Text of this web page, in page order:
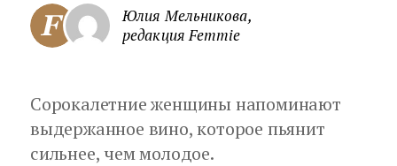
Юлия Мельникова,
редакция Femmie
Сорокалетние женщины напоминают
выдержанное вино, которое пьянит
сильнее, чем молодое.